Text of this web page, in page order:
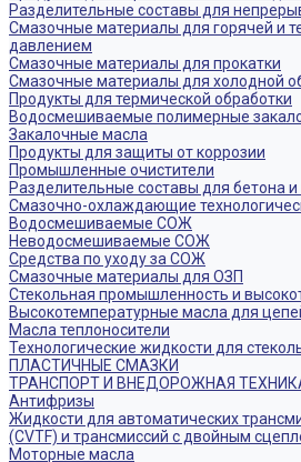
Разделительные составы для
Смазочные материалы для горячей и
давлением
Смазочные материалы для прокатки
Смазочные материалы для холодной
Продукты для термической обработки
Водосмешиваемые полимерные
Закалочные масла
Продукты для защиты от коррозии
Промышленные очистители
Разделительные составы для бетона и
Смазочно-охлаждающие
Водосмешиваемые СОЖ
Неводосмешиваемые СОЖ
Средства по уходу за СОЖ
Смазочные материалы для ОЗП
Стекольная промышленность и
Высокотемпературные масла для
Масла теплоносители
Технологические жидкости для
ПЛАСТИЧНЫЕ СМАЗКИ
ТРАНСПОРТ И ВНЕДОРОЖНАЯ
Антифризы
Жидкости для автоматических
(CVTF) и трансмиссий с двойным
Моторные масла